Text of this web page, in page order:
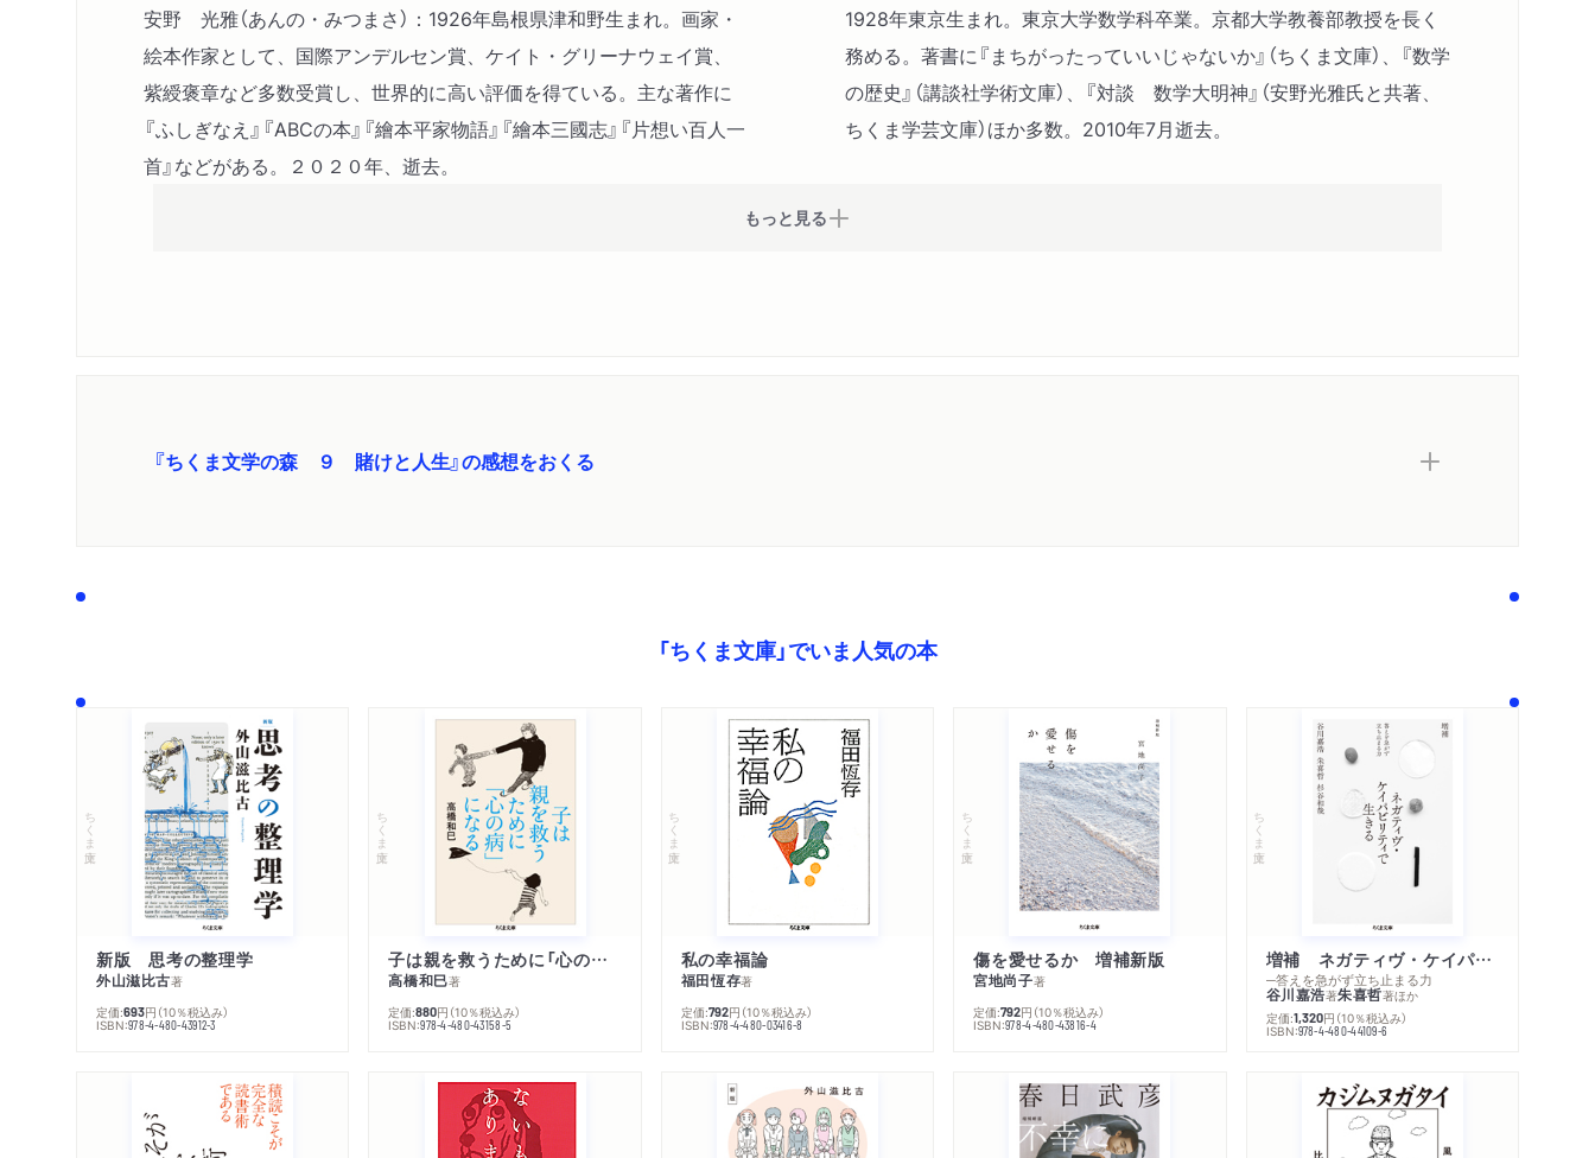
闘鶏（今東光）
死人に口なし（シュニッツラー）
もう一度（ゴールズワージー）
哲人パーカー・アダスン（ビアス）
入れ札（菊池寛）
安野 光雅（あんの・みつまさ）：1926年島根県津和野生まれ。画家・
絵本作家として、国際アンデルセン賞、ケイト・グリーナウェイ賞、
紫綬褒章など多数受賞し、世界的に高い評価を得ている。主な著作に
『ふしぎなえ』『ABCの本』『繪本平家物語』『繪本三國志』『片想い百人一
首』などがある。２０２０年、逝去。
1928年東京生まれ。東京大学数学科卒業。京都大学教養部教授を長く
務める。著書に『まちがったっていいじゃないか』（ちくま文庫）、『数学
の歴史』（講談社学術文庫）、『対談 数学大明神』（安野光雅氏と共著、
ちくま学芸文庫）ほか多数。2010年7月逝去。
もっと見る
『ちくま文学の森 ９ 賭けと人生』の感想をおくる
「ちくま文庫」でいま人気の本
ちくま文庫
新版 思考の整理学
外山滋比古著
定価:693円 （10％税込み）
ISBN:978-4-480-43912-3
ちくま文庫
子は親を救うために「心の病」になる
高橋和巳著
定価:880円 （10％税込み）
ISBN:978-4-480-43158-5
ちくま文庫
私の幸福論
福田恆存著
定価:792円 （10％税込み）
ISBN:978-4-480-03416-8
ちくま文庫
傷を愛せるか 増補新版
宮地尚子著
定価:792円 （10％税込み）
ISBN:978-4-480-43816-4
ちくま文庫
増補 ネガティヴ・ケイパビリティで生きる
─答えを急がず立ち止まる力
谷川嘉浩著朱喜哲著ほか
定価:1,320円 （10％税込み）
ISBN:978-4-480-44109-6